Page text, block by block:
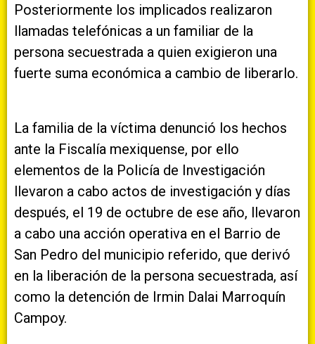
Posteriormente los implicados realizaron
llamadas telefónicas a un familiar de la
persona secuestrada a quien exigieron una
fuerte suma económica a cambio de liberarlo.
La familia de la víctima denunció los hechos
ante la Fiscalía mexiquense, por ello
elementos de la Policía de Investigación
llevaron a cabo actos de investigación y días
después, el 19 de octubre de ese año, llevaron
a cabo una acción operativa en el Barrio de
San Pedro del municipio referido, que derivó
en la liberación de la persona secuestrada, así
como la detención de Irmin Dalai Marroquín
Campoy.